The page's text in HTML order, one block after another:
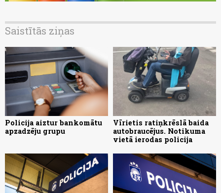
Saistītās ziņas
Policija aiztur bankomātu
apzadzēju grupu
Vīrietis ratiņkrēslā baida
autobraucējus. Notikuma
vietā ierodas policija